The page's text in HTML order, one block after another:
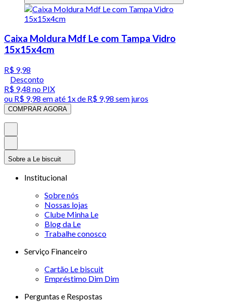
Caixa Moldura Mdf Le com Tampa Vidro
15x15x4cm
R$ 9,98
Desconto
R$ 9,48 no PIX
ou R$ 9,98 em até 1x de R$ 9,98 sem juros
COMPRAR AGORA
Sobre a Le biscuit
Institucional
Sobre nós
Nossas lojas
Clube Minha Le
Blog da Le
Trabalhe conosco
Serviço Financeiro
Cartão Le biscuit
Empréstimo Dim Dim
Perguntas e Respostas